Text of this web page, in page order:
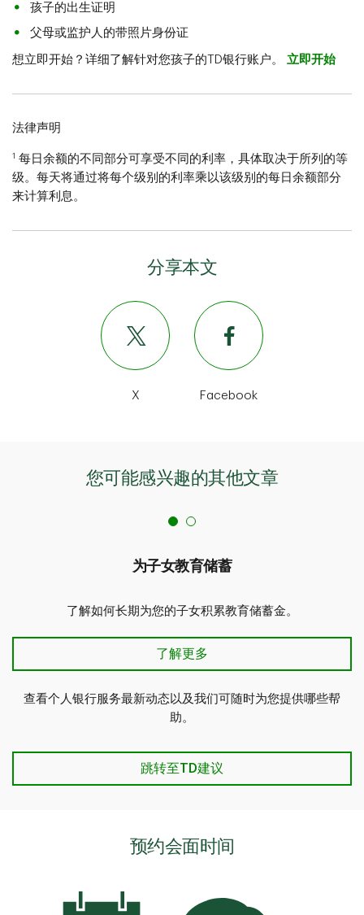
孩子的出生证明
父母或监护人的带照片身份证
想立即开始？详细了解针对您孩子的TD银行账户。 立即开始
法律声明
1 每日余额的不同部分可享受不同的利率，具体取决于所列的等
级。每天将通过将每个级别的利率乘以该级别的每日余额部分
来计算利息。
分享本文
X Facebook
您可能感兴趣的其他文章
为子女教育储蓄
了解如何长期为您的子女积累教育储蓄金。
为子女教育储蓄
了解更多
查看个人银行服务最新动态以及我们可随时为您提供哪些帮
助。
跳转至TD建议
预约会面时间